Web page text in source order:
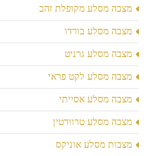
מצבה מסלע מקופלת זהב
מצבה מסלע בורדו
מצבה מסלע גרניט
מצבה מסלע לקט פראי
מצבה מסלע אסייתי
מצבה מסלע טרוורטין
מצבות מסלע אוניקס